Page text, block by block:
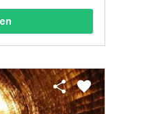
share favorite